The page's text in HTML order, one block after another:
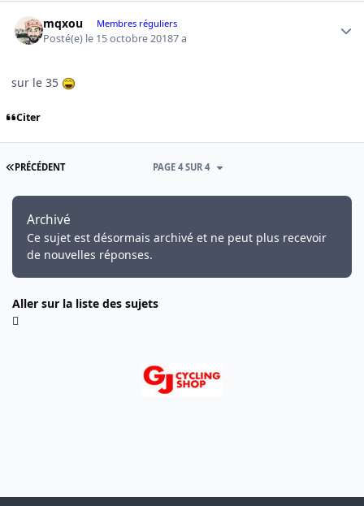
mqxou Membres réguliers
Posté(e) le 15 octobre 20187 a
sur le 35
Citer
PREMIÈRE PAGE
PRÉCÉDENT PAGE 4 SUR 4
Archivé
Ce sujet est désormais archivé et ne peut plus recevoir
de nouvelles réponses.
Aller sur la liste des sujets